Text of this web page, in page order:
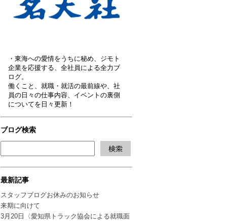
・東海への愛情をうちに秘め、ジモト
企業を応援する、全社員による全力ブ
ログ。
働くこと、就職・就活の最前線や、社
員の日々の仕事内容、イベントの裏側
についてを日々更新！
ブログ検索
最新記事
スタッフブログお休みのお知らせ
来期に向けて
3月20日〈愛知県トラック協会による就職面